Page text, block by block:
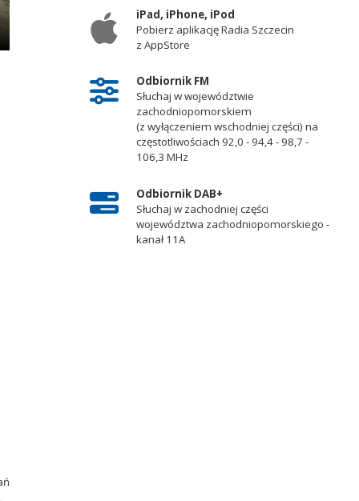
iPad, iPhone, iPod
Pobierz aplikację Radia Szczecin
z AppStore
Odbiornik FM
Słuchaj w województwie
zachodniopomorskiem
(z wyłączeniem wschodniej części) na
częstotliwościach 92,0 - 94,4 - 98,7 -
106,3 MHz
Odbiornik DAB+
Słuchaj w zachodniej części
województwa zachodniopomorskiego -
kanał 11A